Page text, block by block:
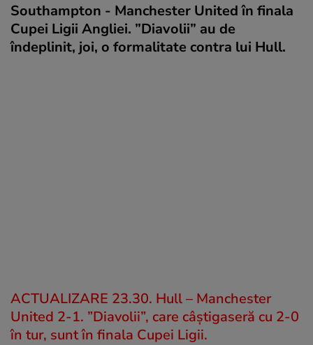
Southampton - Manchester United în finala
Cupei Ligii Angliei. ”Diavolii” au de
îndeplinit, joi, o formalitate contra lui Hull.
ACTUALIZARE 23.30. Hull – Manchester
United 2-1. ”Diavolii”, care câștigaseră cu 2-0
în tur, sunt în finala Cupei Ligii.